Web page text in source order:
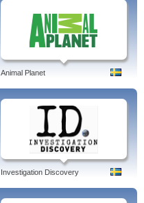
Animal Planet
Investigation Discovery